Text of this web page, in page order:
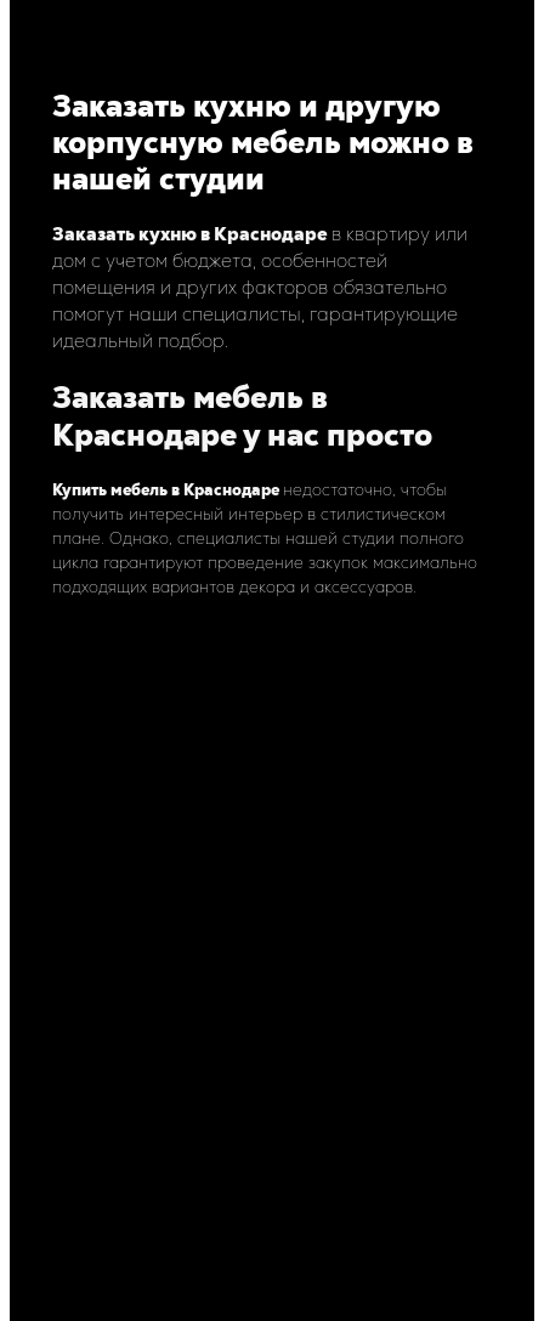
Заказать кухню и другую
корпусную мебель можно в
нашей студии
Заказать кухню в Краснодаре в квартиру или
дом с учетом бюджета, особенностей
помещения и других факторов обязательно
помогут наши специалисты, гарантирующие
идеальный подбор.
Заказать мебель в
Краснодаре у нас просто
Купить мебель в Краснодаренедостаточно, чтобы
получить интересный интерьер в стилистическом
плане. Однако, специалисты нашей студии полного
цикла гарантируют проведение закупок максимально
подходящих вариантов декора и аксессуаров.